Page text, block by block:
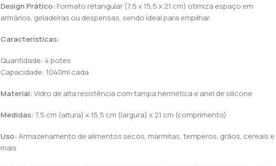
Design Prático:Formato retangular (7,5 x 15,5 x 21 cm) otimiza espaço em
armários, geladeiras ou despensas, sendo ideal para empilhar.
Características:
Quantidade: 4 potes
Capacidade: 1040ml cada
Material:Vidro de alta resistência com tampa hermética e anel de silicone
Medidas: 7,5 cm (altura) x 15,5 cm (largura) x 21 cm (comprimento)
Uso:Armazenamento de alimentos secos, marmitas, temperos, grãos, cereais e
mais